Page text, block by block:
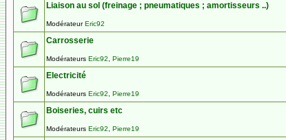
Liaison au sol (freinage ; pneumatiques ; amortisseurs ..)
ModérateurEric92
Carrosserie
Modérateurs Eric92 Pierre19
Electricité
Modérateurs Eric92 Pierre19
Boiseries, cuirs etc
Modérateurs Eric92 Pierre19